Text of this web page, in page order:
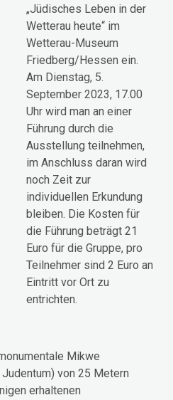
„Jüdisches Leben in der
Wetterau heute“ im
Wetterau-Museum
Friedberg/Hessen ein.
Am Dienstag, 5.
September 2023, 17.00
Uhr wird man an einer
Führung durch die
Ausstellung teilnehmen,
im Anschluss daran wird
noch Zeit zur
individuellen Erkundung
bleiben. Die Kosten für
die Führung beträgt 21
Euro für die Gruppe, pro
Teilnehmer sind 2 Euro an
Eintritt vor Ort zu
entrichten.
Mikwe
von 25 Metern
erhaltenen